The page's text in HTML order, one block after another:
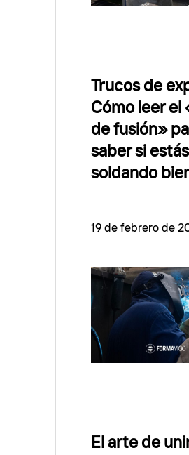
Trucos de
Cómo leer el
de fusión»
saber si estás
soldando
19 de febrero de
El arte de